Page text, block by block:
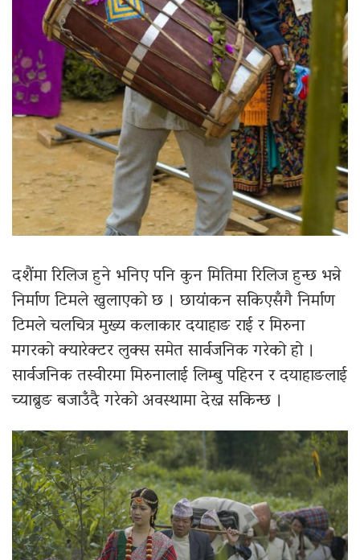
दशैंमा रिलिज हुने भनिए पनि कुन मितिमा रिलिज हुन्छ भन्ने
निर्माण टिमले खुलाएको छ । छायांकन सकिएसँगै निर्माण
टिमले चलचित्र मुख्य कलाकार दयाहाङ राई र मिरुना
मगरको क्यारेक्टर लुक्स समेत सार्वजनिक गरेको हो ।
सार्वजनिक तस्वीरमा मिरुनालाई लिम्बु पहिरन र दयाहाङलाई
च्याब्रुङ बजाउँदै गरेको अवस्थामा देख्न सकिन्छ ।